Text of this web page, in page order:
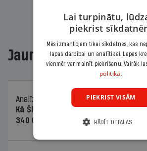
Jaunākajā žurnālā
Analīze
Kā Šlesera partija palika nesodīta
340 000 vērtu reklāmas kampaņu
Lai turpinātu,
piekrist
Mēs izmantojam tikai sīkdatnes, kas
lapas darbībai un analītikai. Lapas
vienmēr var mainīt piekrišanu. Vairāk
politikā.
PIEKRIST VISĀM
RĀDĪT DETAĻAS